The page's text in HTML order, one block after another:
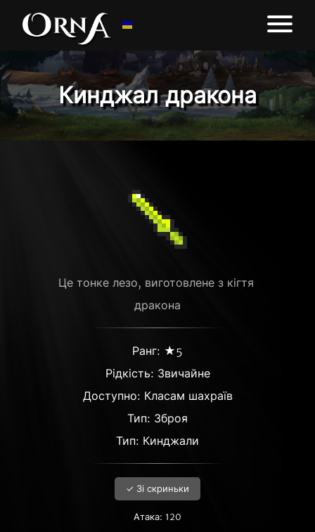
Кинджал дракона
Це тонке лезо, виготовлене з кігтя
дракона
Ранг: ★5
Рідкість: Звичайне
Доступно: Класам шахраїв
Тип: Зброя
Тип: Кинджали
✓ Зі скриньки
Атака: 120